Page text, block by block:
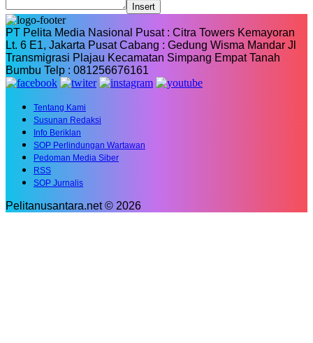
Insert
PT Pelita Media Nasional Pusat : Citra Towers Kemayoran
Lt. 6 E1, Jakarta Pusat Cabang : Gedung Wisma Mandar Jl
Transmigrasi Plajau Kecamatan Simpang Empat Tanah
Bumbu Telp : 081256676161
Tentang Kami
Susunan Redaksi
Info Beriklan
SOP Perlindungan Wartawan
Pedoman Media Siber
RSS
SOP Jurnalis
Pelitanusantara.net © 2026